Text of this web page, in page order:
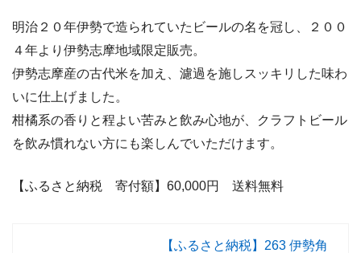
明治２０年伊勢で造られていたビールの名を冠し、２００
４年より伊勢志摩地域限定販売。
伊勢志摩産の古代米を加え、濾過を施しスッキリした味わ
いに仕上げました。
柑橘系の香りと程よい苦みと飲み心地が、クラフトビール
を飲み慣れない方にも楽しんでいただけます。
【ふるさと納税 寄付額】60,000円 送料無料
【ふるさと納税】263 伊勢角